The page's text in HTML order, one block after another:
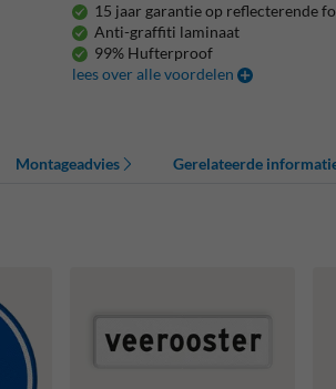
15 jaar garantie op reflecterende
Anti-graffiti laminaat
99% Hufterproof
lees over alle voordelen
Montageadvies Gerelateerde